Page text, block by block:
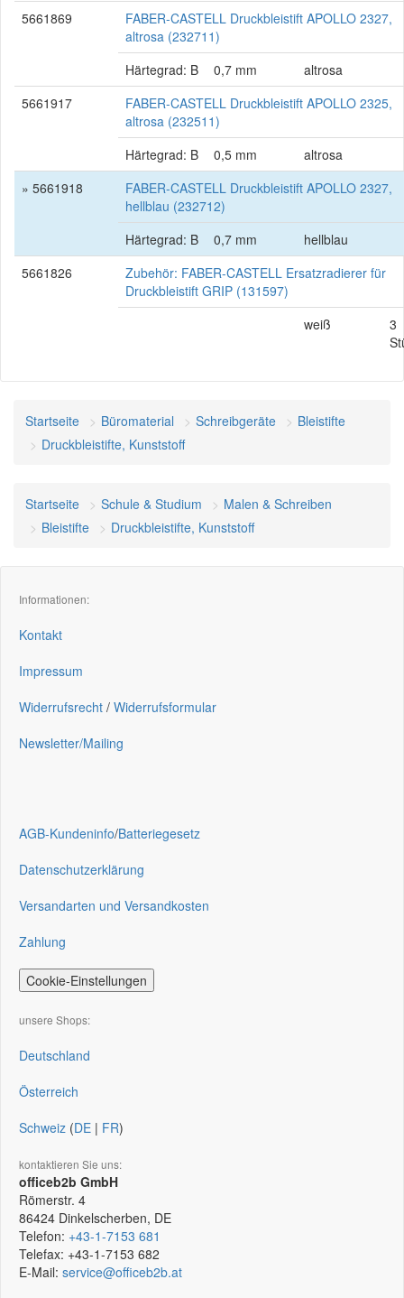
5661869
FABER-CASTELL Druckbleistift APOLLO 2327,
altrosa (232711)
Härtegrad: B
0,7 mm
altrosa
5661917
FABER-CASTELL Druckbleistift APOLLO 2325,
altrosa (232511)
Härtegrad: B
0,5 mm
altrosa
» 5661918
FABER-CASTELL Druckbleistift APOLLO 2327,
hellblau (232712)
Härtegrad: B
0,7 mm
hellblau
5661826
Zubehör: FABER-CASTELL Ersatzradierer für
Druckbleistift GRIP (131597)
weiß
3
Startseite Büromaterial Schreibgeräte
Bleistifte
Druckbleistifte, Kunststoff
Startseite Schule & Studium
Malen & Schreiben
Bleistifte
Druckbleistifte, Kunststoff
Informationen:
Kontakt
Impressum
Widerrufsrecht / Widerrufsformular
Newsletter/Mailing
AGB-Kundeninfo/Batteriegesetz
Datenschutzerklärung
Versandarten und Versandkosten
Zahlung
Cookie-Einstellungen
unsere Shops:
Deutschland
Österreich
Schweiz (DE | FR)
kontaktieren Sie uns:
officeb2b GmbH
Römerstr. 4
86424 Dinkelscherben, DE
Telefon: +43-1-7153 681
Telefax: +43-1-7153 682
E-Mail: service@officeb2b.at